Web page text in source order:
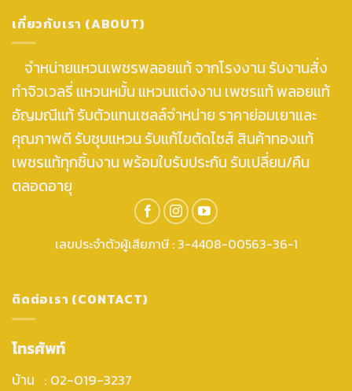
เกี่ยวกับเรา (ABOUT)
จำหน่ายแหวนเพชรพลอยแท้ จากโรงงาน รับงานสั่ง
ทำจิวเวลรี่ แหวนหมั้น แหวนแต่งงาน เพชรแท้ พลอยแท้
อัญมณีแท้ รับตัวแทนเซลล์จำหน่าย ราคาย่อมเยาและ
คุณภาพดี รับชุบแหวน รับแก้ไขตัดไซส์ สินค้าทองแท้
เพชรแท้ทุกชิ้นงาน พร้อมใบรับประกัน รับเปลี่ยน/คืน
ตลอดอายุ
เลขประจำตัวผู้เสียภาษี : 3-4408-00563-36-1
ติดต่อเรา (CONTACT)
โทรศัพท์
บ้าน : 02-019-3237